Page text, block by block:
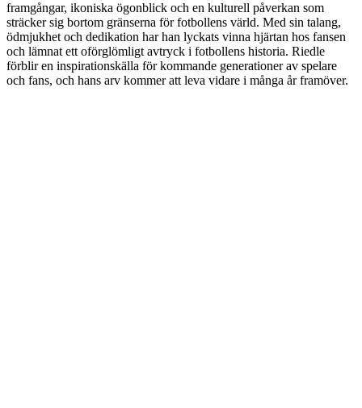
framgångar, ikoniska ögonblick och en kulturell påverkan som
sträcker sig bortom gränserna för fotbollens värld. Med sin talang,
ödmjukhet och dedikation har han lyckats vinna hjärtan hos fansen
och lämnat ett oförglömligt avtryck i fotbollens historia. Riedle
förblir en inspirationskälla för kommande generationer av spelare
och fans, och hans arv kommer att leva vidare i många år framöver.